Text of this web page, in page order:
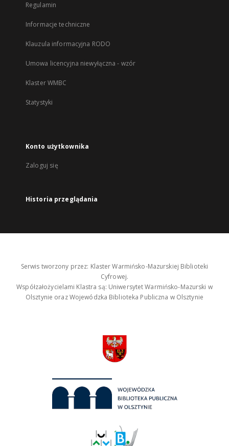
Regulamin
Informacje techniczne
Klauzula informacyjna RODO
Umowa licencyjna niewyłączna - wzór
Klaster WMBC
Statystyki
Konto użytkownika
Zaloguj się
Historia przeglądania
Serwis tworzony przez: Klaster Warmińsko-Mazurskiej Biblioteki
Cyfrowej.
Współzałożycielami Klastra są: Uniwersytet Warmińsko-Mazurski w
Olsztynie oraz Wojewódzka Biblioteka Publiczna w Olsztynie